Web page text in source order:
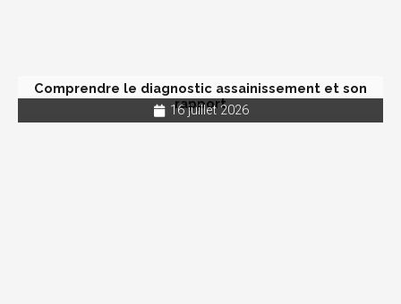
Comprendre le diagnostic assainissement et son
rapport
16 juillet 2026